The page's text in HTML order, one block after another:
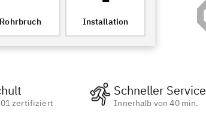
Rohrbruch Installation
zertifiziert
Schneller Service
Innerhalb von 40 min.